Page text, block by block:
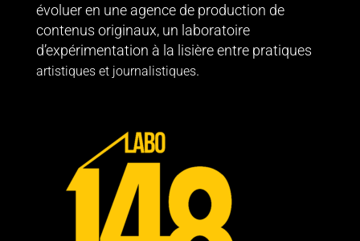
évoluer en une agence de production de
contenus originaux, un laboratoire
d’expérimentation à la lisière entre pratiques
artistiques et journalistiques.